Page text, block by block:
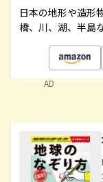
日本の地形や造形
橋、川、湖、半島
AD